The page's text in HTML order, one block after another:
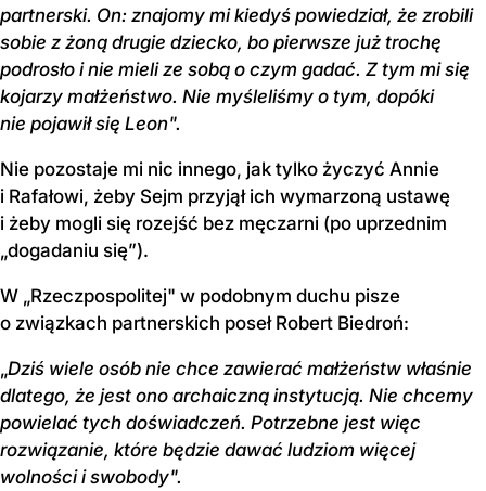
partnerski. On: znajomy mi kiedyś powiedział, że zrobili
sobie z żoną drugie dziecko, bo pierwsze już trochę
podrosło i nie mieli ze sobą o czym gadać. Z tym mi się
kojarzy małżeństwo. Nie myśleliśmy o tym, dopóki
nie pojawił się Leon".
Nie pozostaje mi nic innego, jak tylko życzyć Annie
i Rafałowi, żeby Sejm przyjął ich wymarzoną ustawę
i żeby mogli się rozejść bez męczarni (po uprzednim
„dogadaniu się”).
W „Rzeczpospolitej" w podobnym duchu pisze
o związkach partnerskich poseł Robert Biedroń:
„Dziś wiele osób nie chce zawierać małżeństw właśnie
dlatego, że jest ono archaiczną instytucją. Nie chcemy
powielać tych doświadczeń. Potrzebne jest więc
rozwiązanie, które będzie dawać ludziom więcej
wolności i swobody".